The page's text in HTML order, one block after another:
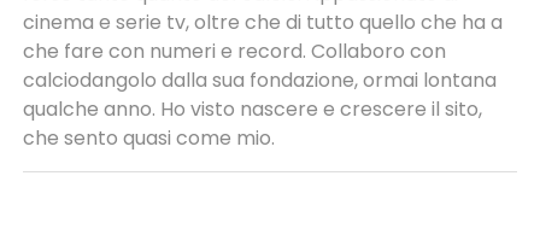
cinema e serie tv, oltre che di tutto quello che ha a
che fare con numeri e record. Collaboro con
calciodangolo dalla sua fondazione, ormai lontana
qualche anno. Ho visto nascere e crescere il sito,
che sento quasi come mio.